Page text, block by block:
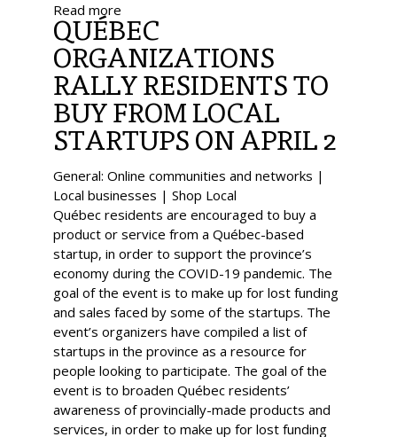
Read more
QUÉBEC
ORGANIZATIONS
RALLY RESIDENTS TO
BUY FROM LOCAL
STARTUPS ON APRIL 2
General: Online communities and networks |
Local businesses | Shop Local
Québec residents are encouraged to buy a
product or service from a Québec-based
startup, in order to support the province’s
economy during the COVID-19 pandemic. The
goal of the event is to make up for lost funding
and sales faced by some of the startups. The
event’s organizers have compiled a list of
startups in the province as a resource for
people looking to participate. The goal of the
event is to broaden Québec residents’
awareness of provincially-made products and
services, in order to make up for lost funding